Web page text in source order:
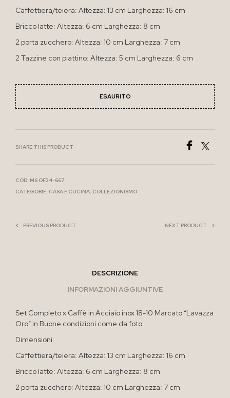
Caffettiera/teiera: Altezza: 13 cm Larghezza: 16 cm
Bricco latte: Altezza: 6 cm Larghezza: 8 cm
2 porta zucchero: Altezza: 10 cm Larghezza: 7 cm
2 Tazzine con piattino: Altezza: 5 cm Larghezza: 6 cm
ESAURITO
SHARE THIS PRODUCT
COD: M6 OF24-667
CATEGORIE: CASA E CUCINA, COLLEZIONISMO
PREVIOUS PRODUCT NEXT PRODUCT
DESCRIZIONE
INFORMAZIONI AGGIUNTIVE
Set Completo x Caffè in Acciaio inox 18-10 Marcato “Lavazza
Oro” in Buone condizioni come da foto
Dimensioni:
Caffettiera/teiera: Altezza: 13 cm Larghezza: 16 cm
Bricco latte: Altezza: 6 cm Larghezza: 8 cm
2 porta zucchero: Altezza: 10 cm Larghezza: 7 cm